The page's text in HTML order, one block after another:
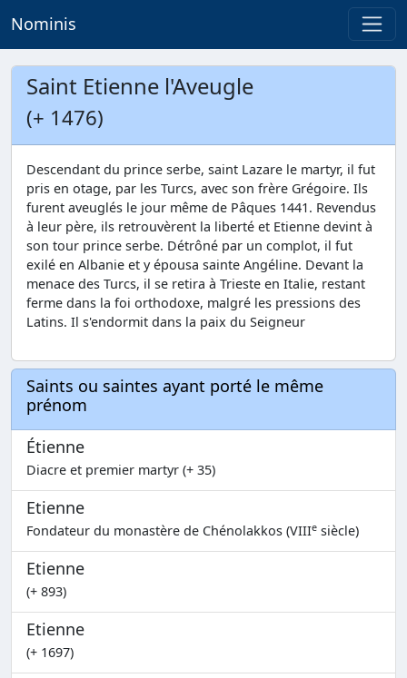
Nominis
Saint Etienne l'Aveugle
(+ 1476)
Descendant du prince serbe, saint Lazare le martyr, il fut
pris en otage, par les Turcs, avec son frère Grégoire. Ils
furent aveuglés le jour même de Pâques 1441. Revendus
à leur père, ils retrouvèrent la liberté et Etienne devint à
son tour prince serbe. Détrôné par un complot, il fut
exilé en Albanie et y épousa sainte Angéline. Devant la
menace des Turcs, il se retira à Trieste en Italie, restant
ferme dans la foi orthodoxe, malgré les pressions des
Latins. Il s'endormit dans la paix du Seigneur
Saints ou saintes ayant porté le même
prénom
Étienne
Diacre et premier martyr (+ 35)
Etienne
Fondateur du monastère de Chénolakkos (VIIIe siècle)
Etienne
(+ 893)
Etienne
(+ 1697)